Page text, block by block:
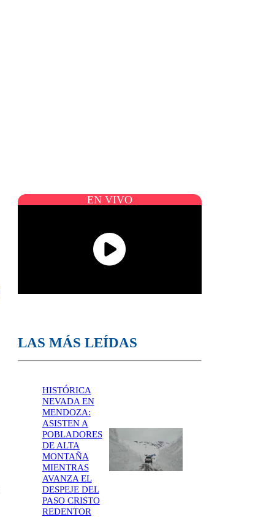
EN VIVO
LAS MÁS LEÍDAS
HISTÓRICA
NEVADA EN
MENDOZA:
ASISTEN A
POBLADORES
DE ALTA
MONTAÑA
MIENTRAS
AVANZA EL
DESPEJE DEL
PASO CRISTO
REDENTOR